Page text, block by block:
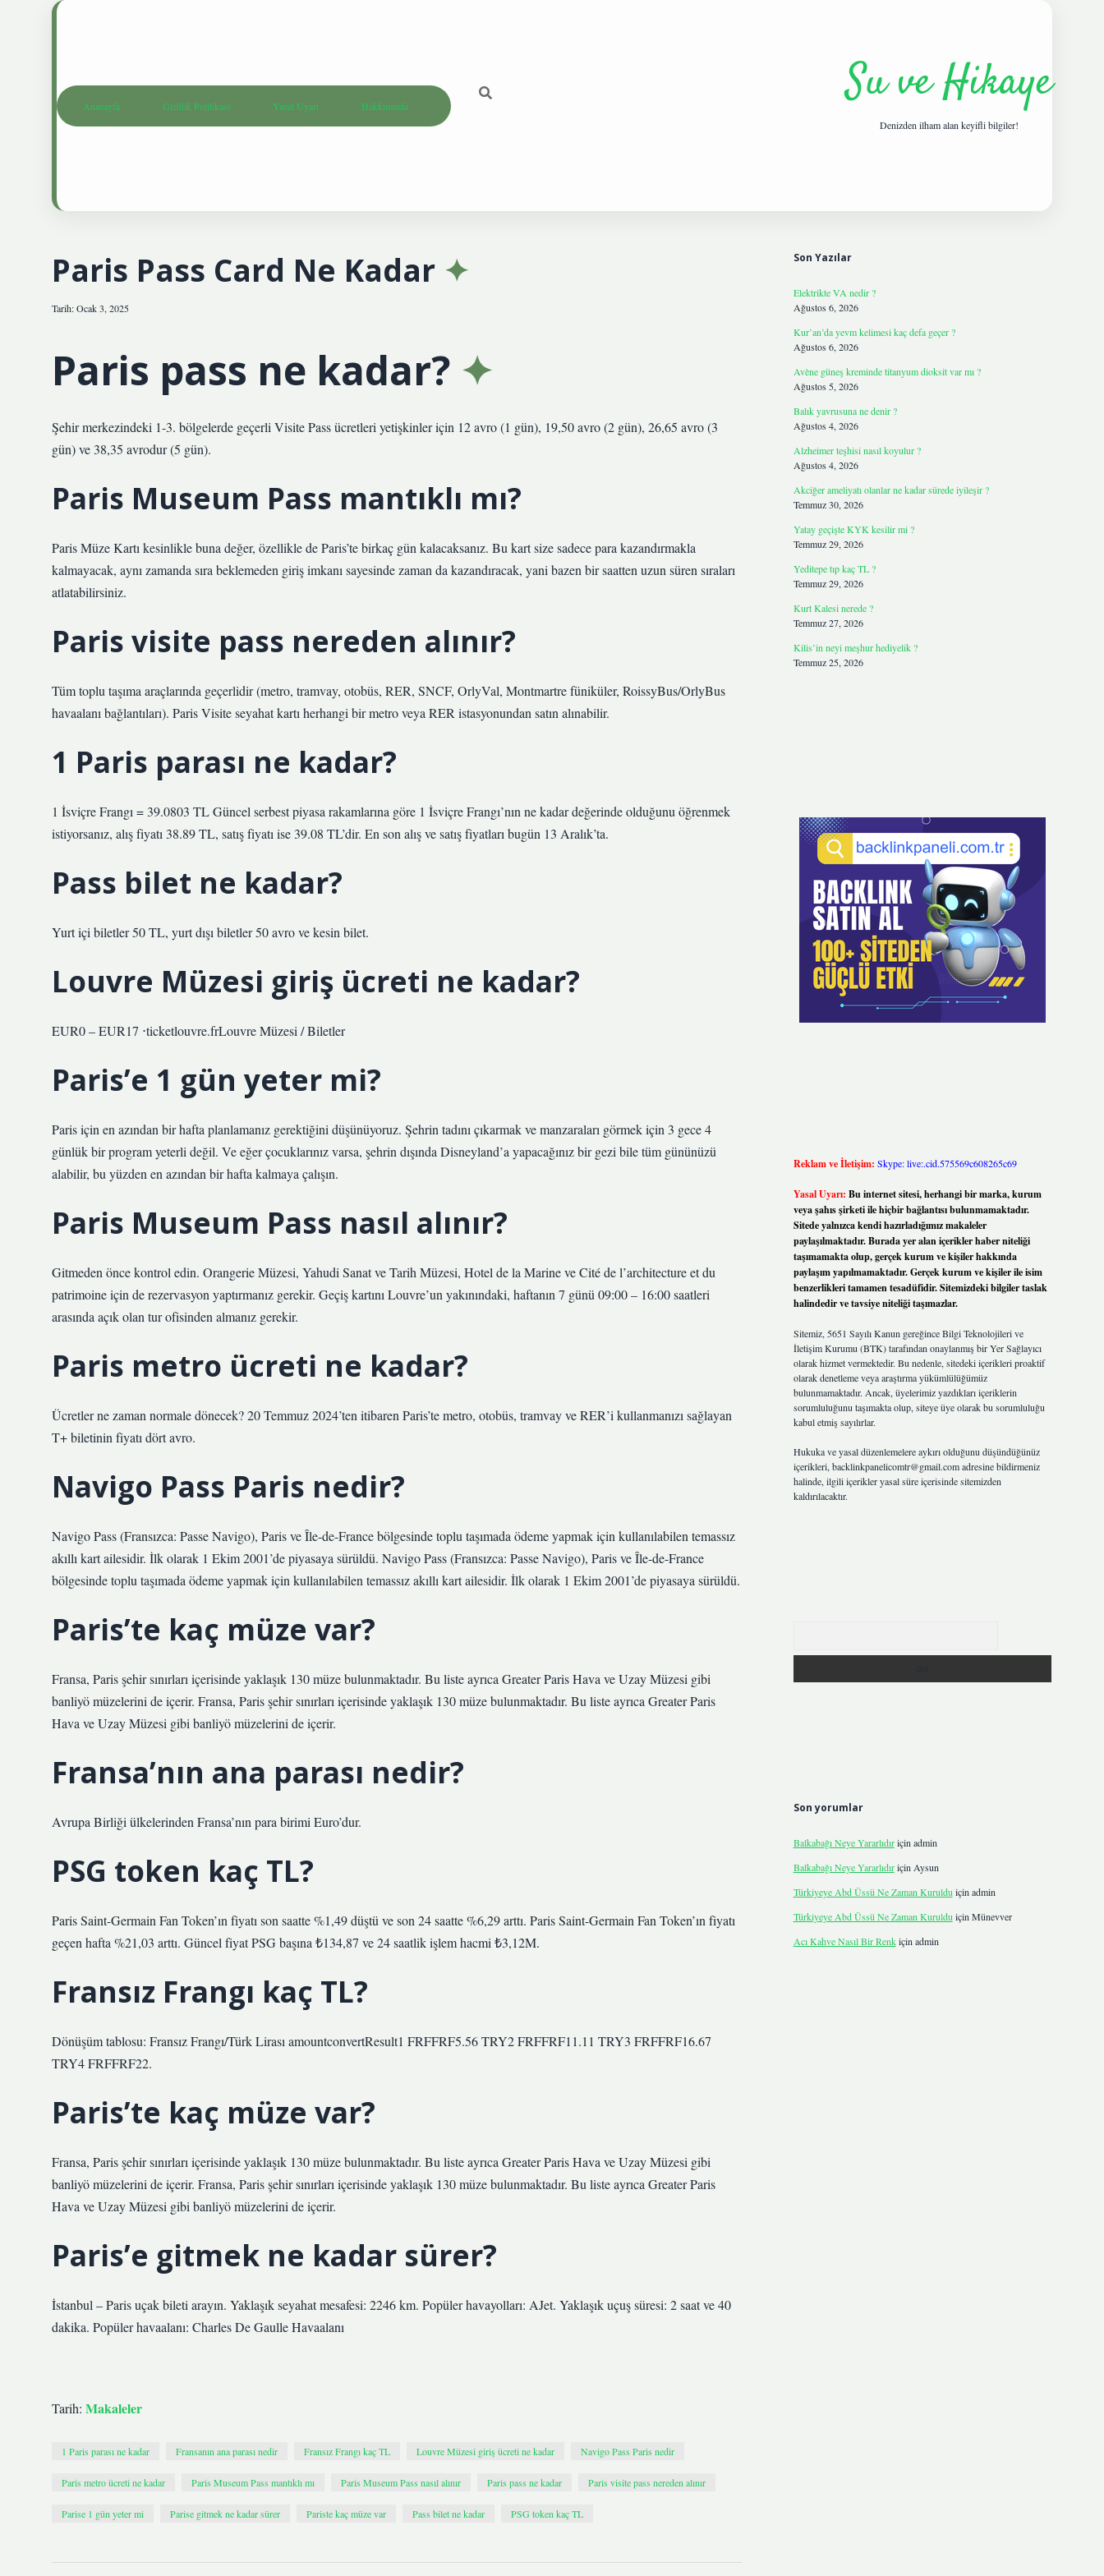
Anasayfa Gizlilik Politikası Yasal Uyarı Hakkımızda Su ve Hikaye
Denizden ilham alan keyifli bilgiler!
Paris Pass Card Ne Kadar
Tarih: Ocak 3, 2025
Paris pass ne kadar?
Şehir merkezindeki 1-3. bölgelerde geçerli Visite Pass ücretleri yetişkinler için 12 avro (1 gün), 19,50 avro (2 gün), 26,65 avro (3
gün) ve 38,35 avrodur (5 gün).
Paris Museum Pass mantıklı mı?
Paris Müze Kartı kesinlikle buna değer, özellikle de Paris’te birkaç gün kalacaksanız. Bu kart size sadece para kazandırmakla
kalmayacak, aynı zamanda sıra beklemeden giriş imkanı sayesinde zaman da kazandıracak, yani bazen bir saatten uzun süren sıraları
atlatabilirsiniz.
Paris visite pass nereden alınır?
Tüm toplu taşıma araçlarında geçerlidir (metro, tramvay, otobüs, RER, SNCF, OrlyVal, Montmartre füniküler, RoissyBus/OrlyBus
havaalanı bağlantıları). Paris Visite seyahat kartı herhangi bir metro veya RER istasyonundan satın alınabilir.
1 Paris parası ne kadar?
1 İsviçre Frangı = 39.0803 TL Güncel serbest piyasa rakamlarına göre 1 İsviçre Frangı’nın ne kadar değerinde olduğunu öğrenmek
istiyorsanız, alış fiyatı 38.89 TL, satış fiyatı ise 39.08 TL’dir. En son alış ve satış fiyatları bugün 13 Aralık’ta.
Pass bilet ne kadar?
Yurt içi biletler 50 TL, yurt dışı biletler 50 avro ve kesin bilet.
Louvre Müzesi giriş ücreti ne kadar?
EUR0 – EUR17 ⋅ticketlouvre.frLouvre Müzesi / Biletler
Paris’e 1 gün yeter mi?
Paris için en azından bir hafta planlamanız gerektiğini düşünüyoruz. Şehrin tadını çıkarmak ve manzaraları görmek için 3 gece 4
günlük bir program yeterli değil. Ve eğer çocuklarınız varsa, şehrin dışında Disneyland’a yapacağınız bir gezi bile tüm gününüzü
alabilir, bu yüzden en azından bir hafta kalmaya çalışın.
Paris Museum Pass nasıl alınır?
Gitmeden önce kontrol edin. Orangerie Müzesi, Yahudi Sanat ve Tarih Müzesi, Hotel de la Marine ve Cité de l’architecture et du
patrimoine için de rezervasyon yaptırmanız gerekir. Geçiş kartını Louvre’un yakınındaki, haftanın 7 günü 09:00 – 16:00 saatleri
arasında açık olan tur ofisinden almanız gerekir.
Paris metro ücreti ne kadar?
Ücretler ne zaman normale dönecek? 20 Temmuz 2024’ten itibaren Paris’te metro, otobüs, tramvay ve RER’i kullanmanızı sağlayan
T+ biletinin fiyatı dört avro.
Navigo Pass Paris nedir?
Navigo Pass (Fransızca: Passe Navigo), Paris ve Île-de-France bölgesinde toplu taşımada ödeme yapmak için kullanılabilen temassız
akıllı kart ailesidir. İlk olarak 1 Ekim 2001’de piyasaya sürüldü. Navigo Pass (Fransızca: Passe Navigo), Paris ve Île-de-France
bölgesinde toplu taşımada ödeme yapmak için kullanılabilen temassız akıllı kart ailesidir. İlk olarak 1 Ekim 2001’de piyasaya sürüldü.
Paris’te kaç müze var?
Fransa, Paris şehir sınırları içerisinde yaklaşık 130 müze bulunmaktadır. Bu liste ayrıca Greater Paris Hava ve Uzay Müzesi gibi
banliyö müzelerini de içerir. Fransa, Paris şehir sınırları içerisinde yaklaşık 130 müze bulunmaktadır. Bu liste ayrıca Greater Paris
Hava ve Uzay Müzesi gibi banliyö müzelerini de içerir.
Fransa’nın ana parası nedir?
Avrupa Birliği ülkelerinden Fransa’nın para birimi Euro’dur.
PSG token kaç TL?
Paris Saint-Germain Fan Token’ın fiyatı son saatte %1,49 düştü ve son 24 saatte %6,29 arttı. Paris Saint-Germain Fan Token’ın fiyatı
geçen hafta %21,03 arttı. Güncel fiyat PSG başına ₺134,87 ve 24 saatlik işlem hacmi ₺3,12M.
Fransız Frangı kaç TL?
Dönüşüm tablosu: Fransız Frangı/Türk Lirası amountconvertResult1 FRFFRF5.56 TRY2 FRFFRF11.11 TRY3 FRFFRF16.67
TRY4 FRFFRF22.
Paris’te kaç müze var?
Fransa, Paris şehir sınırları içerisinde yaklaşık 130 müze bulunmaktadır. Bu liste ayrıca Greater Paris Hava ve Uzay Müzesi gibi
banliyö müzelerini de içerir. Fransa, Paris şehir sınırları içerisinde yaklaşık 130 müze bulunmaktadır. Bu liste ayrıca Greater Paris
Hava ve Uzay Müzesi gibi banliyö müzelerini de içerir.
Paris’e gitmek ne kadar sürer?
İstanbul – Paris uçak bileti arayın. Yaklaşık seyahat mesafesi: 2246 km. Popüler havayolları: AJet. Yaklaşık uçuş süresi: 2 saat ve 40
dakika. Popüler havaalanı: Charles De Gaulle Havaalanı
Tarih: Makaleler
1 Paris parası ne kadar Fransanın ana parası nedir Fransız Frangı kaç TL Louvre Müzesi giriş ücreti ne kadar Navigo Pass Paris nedir
Paris metro ücreti ne kadar Paris Museum Pass mantıklı mı Paris Museum Pass nasıl alınır Paris pass ne kadar Paris visite pass nereden alınır
Parise 1 gün yeter mi Parise gitmek ne kadar sürer Pariste kaç müze var Pass bilet ne kadar PSG token kaç TL
Son Yazılar
Elektrikte VA nedir ?
Ağustos 6, 2026
Kur’an’da yevm kelimesi kaç defa geçer ?
Ağustos 6, 2026
Avène güneş kreminde titanyum dioksit var mı ?
Ağustos 5, 2026
Balık yavrusuna ne denir ?
Ağustos 4, 2026
Alzheimer teşhisi nasıl koyulur ?
Ağustos 4, 2026
Akciğer ameliyatı olanlar ne kadar sürede iyileşir ?
Temmuz 30, 2026
Yatay geçişte KYK kesilir mi ?
Temmuz 29, 2026
Yeditepe tıp kaç TL ?
Temmuz 29, 2026
Kurt Kalesi nerede ?
Temmuz 27, 2026
Kilis’in neyi meşhur hediyelik ?
Temmuz 25, 2026
Reklam ve İletişim: Skype: live:.cid.575569c608265c69
Yasal Uyarı: Bu internet sitesi, herhangi bir marka, kurum
veya şahıs şirketi ile hiçbir bağlantısı bulunmamaktadır.
Sitede yalnızca kendi hazırladığımız makaleler
paylaşılmaktadır. Burada yer alan içerikler haber niteliği
taşımamakta olup, gerçek kurum ve kişiler hakkında
paylaşım yapılmamaktadır. Gerçek kurum ve kişiler ile isim
benzerlikleri tamamen tesadüfidir. Sitemizdeki bilgiler taslak
halindedir ve tavsiye niteliği taşımazlar.
Sitemiz, 5651 Sayılı Kanun gereğince Bilgi Teknolojileri ve
İletişim Kurumu (BTK) tarafından onaylanmış bir Yer Sağlayıcı
olarak hizmet vermektedir. Bu nedenle, sitedeki içerikleri proaktif
olarak denetleme veya araştırma yükümlülüğümüz
bulunmamaktadır. Ancak, üyelerimiz yazdıkları içeriklerin
sorumluluğunu taşımakta olup, siteye üye olarak bu sorumluluğu
kabul etmiş sayılırlar.
Hukuka ve yasal düzenlemelere aykırı olduğunu düşündüğünüz
içerikleri, backlinkpanelicomtr@gmail.comadresine bildirmeniz
halinde, ilgili içerikler yasal süre içerisinde sitemizden
kaldırılacaktır.
Son yorumlar
Balkabağı Neye Yararlıdıriçin admin
Balkabağı Neye Yararlıdıriçin Aysun
Türkiyeye Abd Üssü Ne Zaman Kuruldu için admin
Türkiyeye Abd Üssü Ne Zaman Kuruldu için Münevver
Acı Kahve Nasıl Bir Renkiçin admin